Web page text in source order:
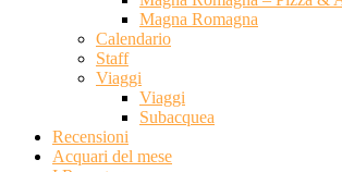
Magna Romagna
Calendario
Staff
Viaggi
Viaggi
Subacquea
Recensioni
Acquari del mese